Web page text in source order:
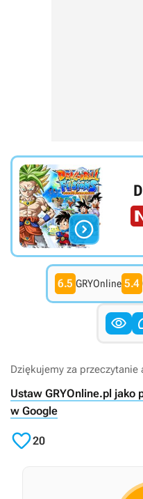

6.5 GRYOnline 5.4

Dziękujemy za przeczytanie
Ustaw GRYOnline.pl jako
w Google
20